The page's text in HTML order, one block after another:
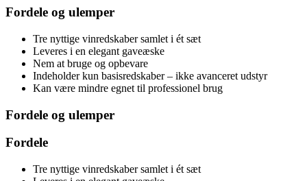
Fordele og ulemper
Tre nyttige vinredskaber samlet i ét sæt
Leveres i en elegant gaveæske
Nem at bruge og opbevare
Indeholder kun basisredskaber – ikke avanceret udstyr
Kan være mindre egnet til professionel brug
Fordele og ulemper
Fordele
Tre nyttige vinredskaber samlet i ét sæt